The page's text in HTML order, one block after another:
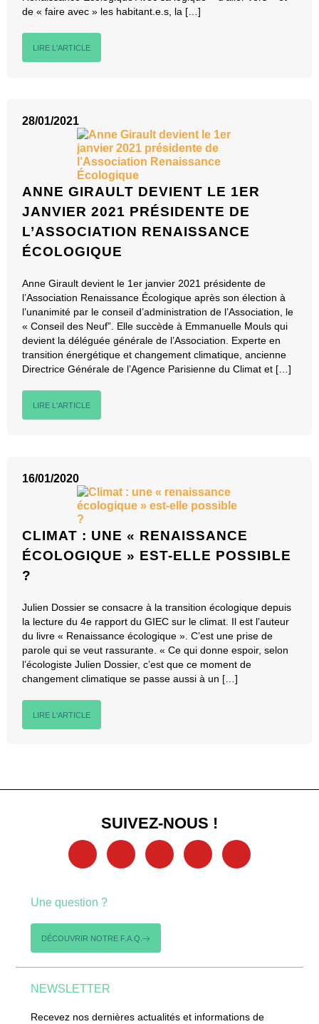
de « faire avec » les habitant.e.s, la […]
LIRE L'ARTICLE
28/01/2021
ANNE GIRAULT DEVIENT LE 1ER
JANVIER 2021 PRÉSIDENTE DE
L’ASSOCIATION RENAISSANCE
ÉCOLOGIQUE
Anne Girault devient le 1er janvier 2021 présidente de
l’Association Renaissance Écologique après son élection à
l’unanimité par le conseil d’administration de l’Association, le
« Conseil des Neuf”. Elle succède à Emmanuelle Mouls qui
devient la déléguée générale de l’Association. Experte en
transition énergétique et changement climatique, ancienne
Directrice Générale de l’Agence Parisienne du Climat et […]
LIRE L'ARTICLE
16/01/2020
CLIMAT : UNE « RENAISSANCE
ÉCOLOGIQUE » EST-ELLE POSSIBLE
?
Julien Dossier se consacre à la transition écologique depuis
la lecture du 4e rapport du GIEC sur le climat. Il est l’auteur
du livre « Renaissance écologique ». C’est une prise de
parole qui se veut rassurante. « Ce qui donne espoir, selon
l’écologiste Julien Dossier, c’est que ce moment de
changement climatique se passe aussi à un […]
LIRE L'ARTICLE
SUIVEZ-NOUS !
Une question ?
DÉCOUVRIR NOTRE F.A.Q.
NEWSLETTER
Recevez nos dernières actualités et informations de